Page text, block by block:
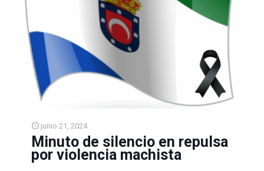
junio 21, 2024
Minuto de silencio en repulsa
por violencia machista